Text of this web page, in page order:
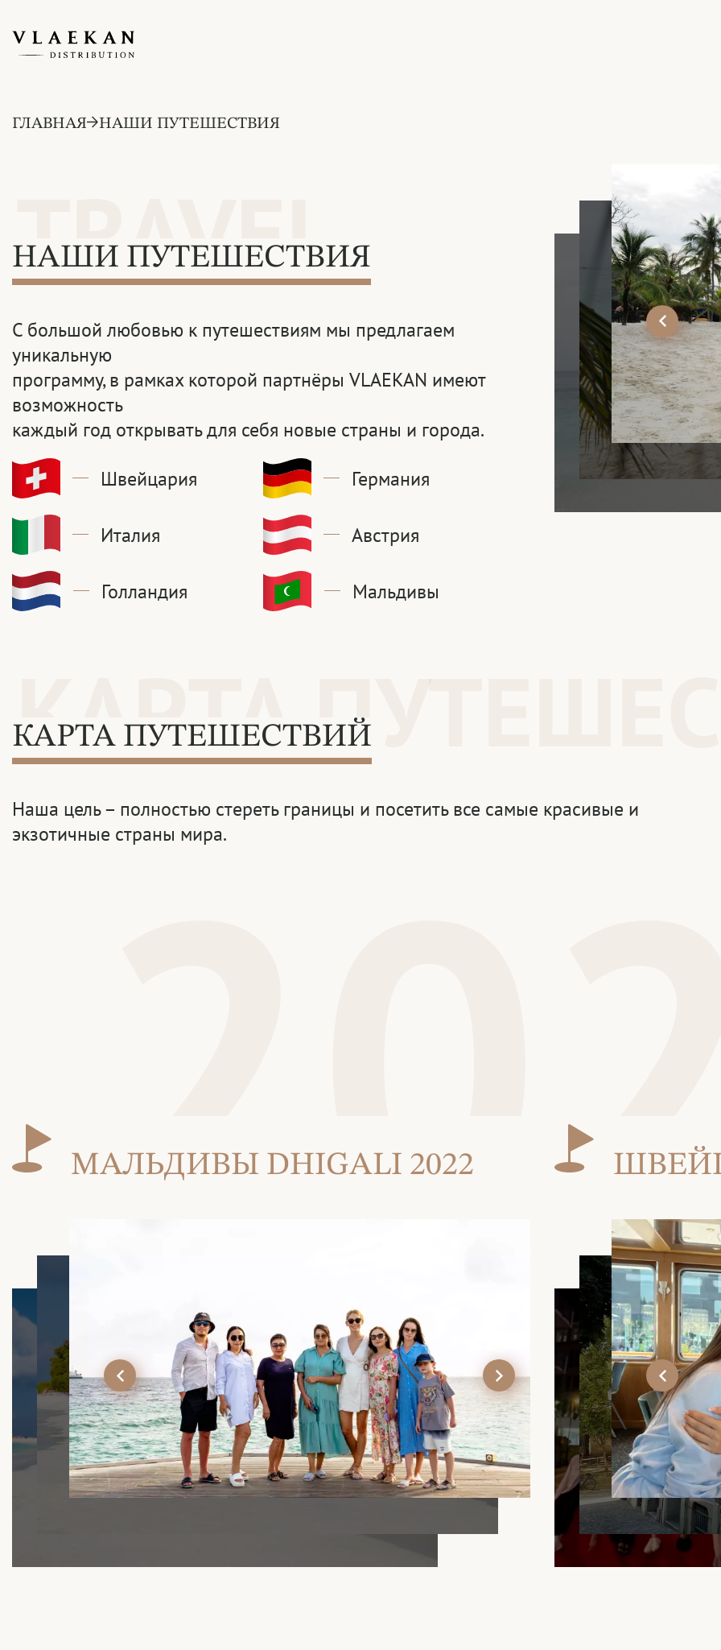
ГЛАВНАЯ НАШИ ПУТЕШЕСТВИЯ
НАШИ ПУТЕШЕСТВИЯ
TRAVEL
С большой любовью к путешествиям мы предлагаем
уникальную
программу, в рамках которой партнёры VLAEKAN имеют
возможность
каждый год открывать для себя новые страны и города.
Швейцария
Италия
Голландия
Германия
Австрия
Мальдивы
КАРТА ПУТЕШЕСТВИЙ
КАРТА
Наша цель – полностью стереть границы и посетить все самые красивые и
экзотичные страны мира.
МАЛЬДИВЫ DHIGALI 2022